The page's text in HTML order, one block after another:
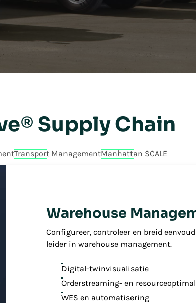
Supply Chain
Transport ManagementManhattan SCALE
Warehouse
Configureer, controleer en breid
leider in warehouse management.
Digital-twinvisualisatie
Orderstreaming- en
WES en automatisering